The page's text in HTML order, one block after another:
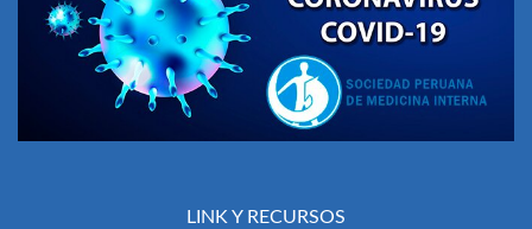
LINK Y RECURSOS